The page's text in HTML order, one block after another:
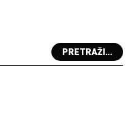
PRETRAŽI...